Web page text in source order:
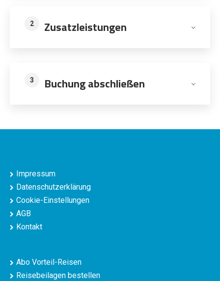
2 Zusatzleistungen
3 Buchung abschließen
Impressum
Datenschutzerklärung
Cookie-Einstellungen
AGB
Kontakt
Abo Vorteil-Reisen
Reisebeilagen bestellen